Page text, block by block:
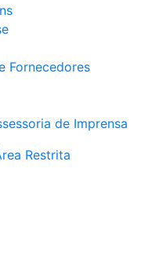
Fornecedores
de Imprensa
Restrita